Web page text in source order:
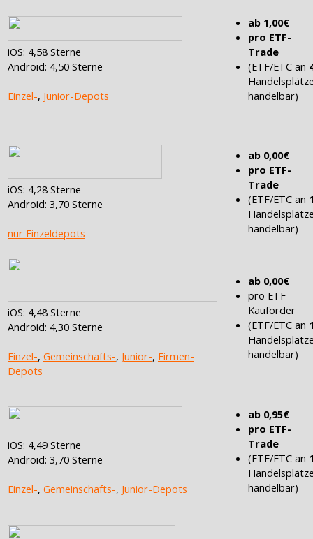
iOS: 4,58 Sterne
Android: 4,50 Sterne
Einzel-, Junior-Depots
ab 1,00€
pro ETF-
Trade
(ETF/ETC an
handelbar)
iOS: 4,28 Sterne
Android: 3,70 Sterne
nur Einzeldepots
ab 0,00€
pro ETF-
Trade
(ETF/ETC an
handelbar)
iOS: 4,48 Sterne
Android: 4,30 Sterne
Einzel-, Gemeinschafts-, Junior-, Firmen-
Depots
ab 0,00€
pro ETF-
Kauforder
(ETF/ETC an
handelbar)
iOS: 4,49 Sterne
Android: 3,70 Sterne
Einzel-, Gemeinschafts-, Junior-Depots
ab 0,95€
pro ETF-
Trade
(ETF/ETC an
handelbar)